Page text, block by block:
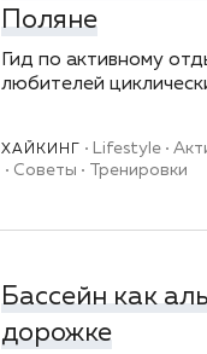
Поляне
Гид по активному
любителей
ХАЙКИНГ Lifestyle
Советы
Тренировки
Бассейн как
дорожке